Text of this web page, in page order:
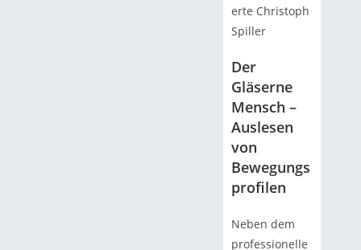
erte Christoph
Spiller
Der
Gläserne
Mensch –
Auslesen
von
Bewegungs
profilen
Neben dem
professionelle